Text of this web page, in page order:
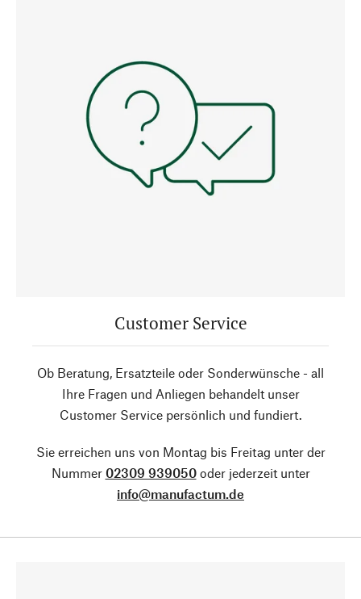
Customer Service
Ob Beratung, Ersatzteile oder Sonderwünsche - all
Ihre Fragen und Anliegen behandelt unser
Customer Service persönlich und fundiert.
Sie erreichen uns von Montag bis Freitag unter der
Nummer 02309 939050oder jederzeit unter
info@manufactum.de